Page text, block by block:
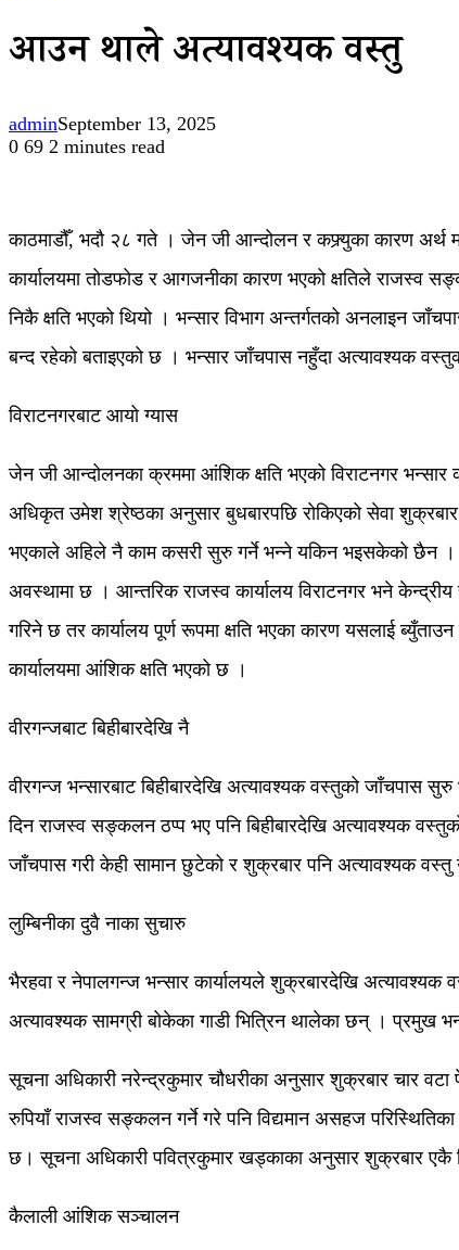
आउन थाले अत्यावश्यक वस्तु
adminSeptember 13, 2025
0 69 2 minutes read
काठमाडौँ, भदौ २८ गते । जेन जी आन्दोलन र कफ्र्युका कारण अर्थ
कार्यालयमा तोडफोड र आगजनीका कारण भएको क्षतिले राजस्व
निकै क्षति भएको थियो । भन्सार विभाग अन्तर्गतको अनलाइन
बन्द रहेको बताइएको छ । भन्सार जाँचपास नहुँदा अत्यावश्यक
विराटनगरबाट आयो ग्यास
जेन जी आन्दोलनका क्रममा आंशिक क्षति भएको विराटनगर भन्सार
अधिकृत उमेश श्रेष्ठका अनुसार बुधबारपछि रोकिएको सेवा शुक्रबार
भएकाले अहिले नै काम कसरी सुरु गर्ने भन्ने यकिन भइसकेको छैन ।
अवस्थामा छ । आन्तरिक राजस्व कार्यालय विराटनगर भने
गरिने छ तर कार्यालय पूर्ण रूपमा क्षति भएका कारण यसलाई
कार्यालयमा आंशिक क्षति भएको छ ।
वीरगन्जबाट बिहीबारदेखि नै
वीरगन्ज भन्सारबाट बिहीबारदेखि अत्यावश्यक वस्तुको जाँचपास
दिन राजस्व सङ्कलन ठप्प भए पनि बिहीबारदेखि अत्यावश्यक
जाँचपास गरी केही सामान छुटेको र शुक्रबार पनि अत्यावश्यक वस्तु
लुम्बिनीका दुवै नाका सुचारु
भैरहवा र नेपालगन्ज भन्सार कार्यालयले शुक्रबारदेखि अत्यावश्यक
अत्यावश्यक सामग्री बोकेका गाडी भित्रिन थालेका छन् । प्रमुख
सूचना अधिकारी नरेन्द्रकुमार चौधरीका अनुसार शुक्रबार चार
रुपियाँ राजस्व सङ्कलन गर्ने गरे पनि विद्यमान असहज
छ। सूचना अधिकारी पवित्रकुमार खड्काका अनुसार शुक्रबार एकै
कैलाली आंशिक सञ्चालन